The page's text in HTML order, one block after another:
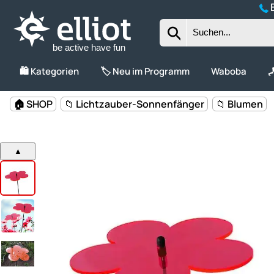
be active have fun
🛍️ Kategorien 🏷️ Neu im Programm Waboba
🏠 SHOP 📁 Lichtzauber-Sonnenfänger 📁 Blumen
▲